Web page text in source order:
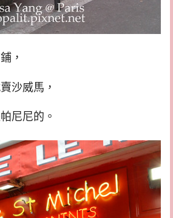
，
沙威馬，
尼尼的。